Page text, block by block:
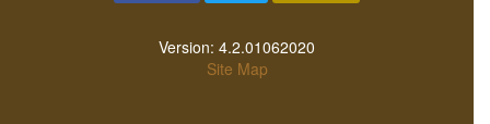
Version: 4.2.01062020
Site Map